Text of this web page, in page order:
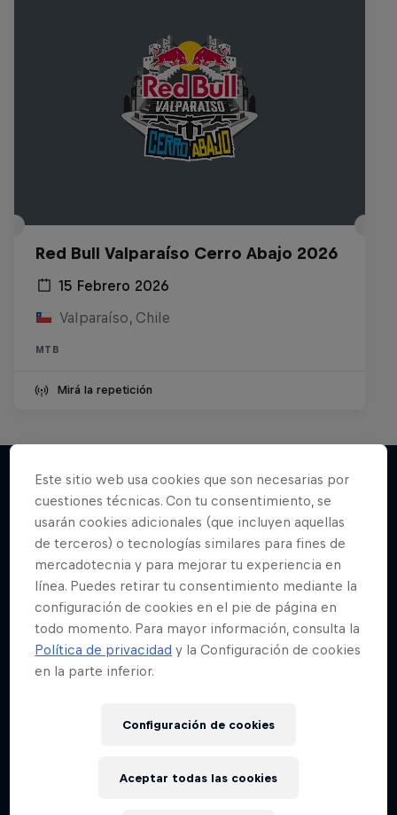
Red Bull Valparaíso Cerro Abajo 2026
15 Febrero 2026
Valparaíso, Chile
MTB
Mirá la repetición
Más contenidos similares
Este sitio web usa cookies que son necesarias por
cuestiones técnicas. Con tu consentimiento, se
usarán cookies adicionales (que incluyen aquellas
de terceros) o tecnologías similares para fines de
mercadotecnia y para mejorar tu experiencia en
línea. Puedes retirar tu consentimiento mediante la
configuración de cookies en el pie de página en
todo momento. Para mayor información, consulta la
Política de privacidad y la Configuración de cookies
en la parte inferior.
Configuración de cookies
Aceptar todas las cookies